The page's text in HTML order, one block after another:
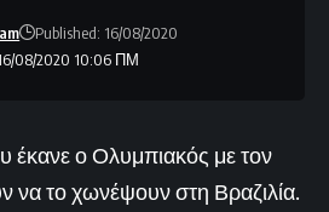
08/2020 10:06 ΠΜ
Published: 16/08/2020
ο Ολυμπιακός με τον
να το χωνέψουν στη Βραζιλία.